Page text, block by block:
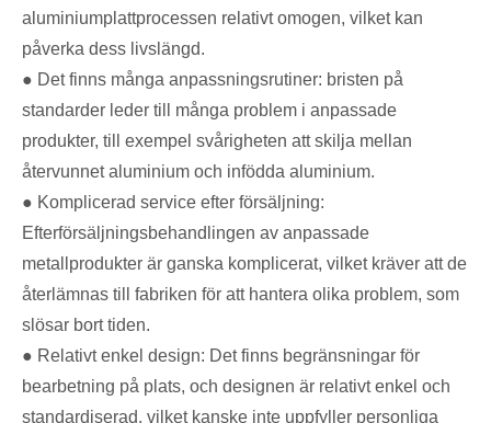
aluminiumplattprocessen relativt omogen, vilket kan
påverka dess livslängd.
● Det finns många anpassningsrutiner: bristen på
standarder leder till många problem i anpassade
produkter, till exempel svårigheten att skilja mellan
återvunnet aluminium och infödda aluminium.
● Komplicerad service efter försäljning:
Efterförsäljningsbehandlingen av anpassade
metallprodukter är ganska komplicerat, vilket kräver att de
återlämnas till fabriken för att hantera olika problem, som
slösar bort tiden.
● Relativt enkel design: Det finns begränsningar för
bearbetning på plats, och designen är relativt enkel och
standardiserad, vilket kanske inte uppfyller personliga